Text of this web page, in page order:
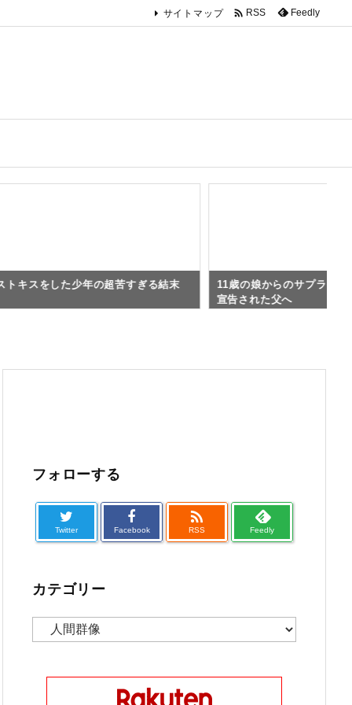
サイトマップ  RSS Feedly
トキスをした少年の超苦すぎる結末
11歳の娘からのサプライ
宣告された父へ
フォローする
Twitter Facebook

RSS Feedly
カテゴリー